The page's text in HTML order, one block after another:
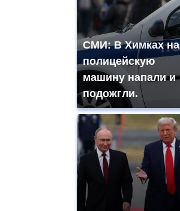
СМИ: В Химках на
полицейскую
машину напали и
подожгли.